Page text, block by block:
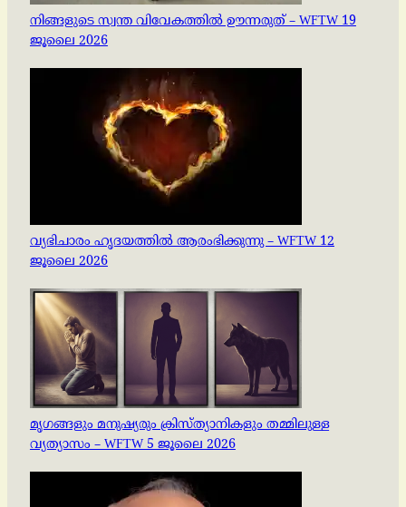
നിങ്ങളുടെ സ്വന്ത വിവേകത്തിൽ ഊന്നരുത് – WFTW 19
ജൂലൈ 2026
വ്യഭിചാരം ഹൃദയത്തിൽ ആരംഭിക്കുന്നു – WFTW 12
ജൂലൈ 2026
മൃഗങ്ങളും മനുഷ്യരും ക്രിസ്ത്യാനികളും തമ്മിലുള്ള
വ്യത്യാസം – WFTW 5 ജൂലൈ 2026